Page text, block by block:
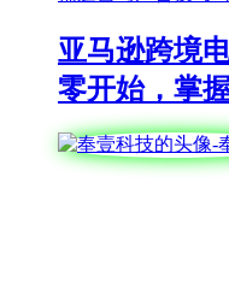
亚马逊跨境
零开始，掌